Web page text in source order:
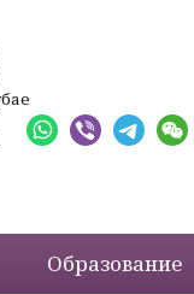
Образование